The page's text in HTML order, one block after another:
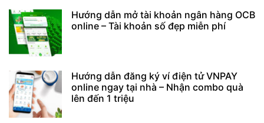
Hướng dẫn mở tài khoản ngân hàng OCB
online – Tài khoản số đẹp miễn phí
Hướng dẫn đăng ký ví điện tử VNPAY
online ngay tại nhà – Nhận combo quà
lên đến 1 triệu